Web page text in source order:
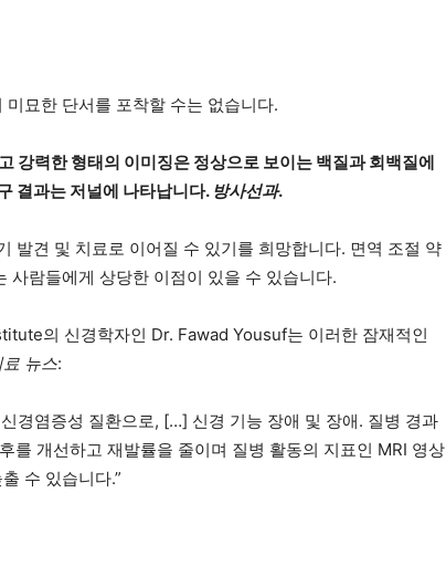
묘한 단서를 포착할 수는 없습니다.
강력한 형태의 이미징은 정상으로 보이는 백질과 회백질에
결과는 저널에 나타납니다. 방사선과.
발견 및 치료로 이어질 수 있기를 희망합니다. 면역 조절 약
사람들에게 상당한 이점이 있을 수 있습니다.
의 신경학자인 Dr. Fawad Yousuf는 이러한 잠재적인
뉴스:
경염증성 질환으로, […] 신경 기능 장애 및 장애. 질병 경과
를 개선하고 재발률을 줄이며 질병 활동의 지표인 MRI 영상
수 있습니다.”